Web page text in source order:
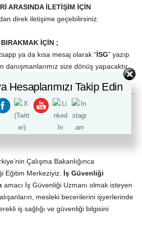
ARASINDA İLETİŞİM İÇİN
direk iletişime geçebilirsiniz.
İÇİN ;
ya da kısa mesaj olarak “İSG” yazıp
danışmanlarımız size dönüş yapacaktır.
sayesinde meslek sahibi
Çalışma Bakanlığınca
Eğitim Merkeziyiz. İş Güvenliği
amacı İş Güvenliği Uzmanı olmak isteyen
mesleki becerilerini işyerlerinde
iş sağlığı ve güvenliği bilgisini
Hesaplarımızı Takip Edin